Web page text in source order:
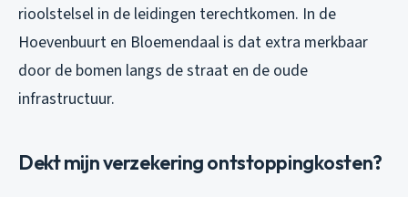
rioolstelsel in de leidingen terechtkomen. In de
Hoevenbuurt en Bloemendaal is dat extra merkbaar
door de bomen langs de straat en de oude
infrastructuur.
Dekt mijn verzekering ontstoppingkosten?